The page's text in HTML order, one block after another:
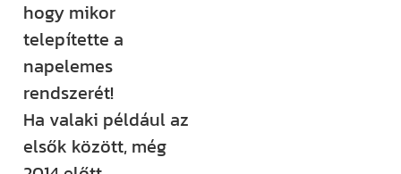
hogy mikor
telepítette a
napelemes
rendszerét!
Ha valaki például az
elsők között, még